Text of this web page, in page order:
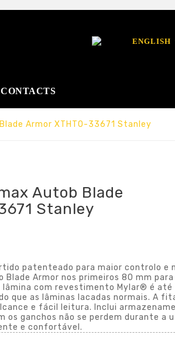
ENGLISH
CONTACTS
Armor XTHT0-33671 Stanley
Autob Blade
Stanley
patenteado para maior controlo e
Armor nos primeiros 80 mm para
lâmina com revestimento Mylar® é até
que as lâminas lacadas normais. A
e fácil leitura. Inclui
os ganchos não se perdem durante a
e confortável.